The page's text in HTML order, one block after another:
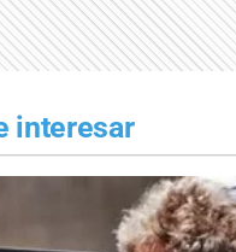
interesar